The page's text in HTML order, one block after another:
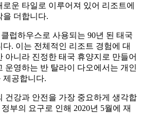
운 타일로 이루어져 있어 리조트에
을 더합니다.
럽하우스로 사용되는 90년 된 태국
. 이는 전체적인 리조트 경험에 대
아니라 진정한 태국 휴양지로 만들어
운영하는 반 탈라이 다오에서는 개인
제공합니다.
건강과 안전을 가장 중요하게 생각합
부의 요구로 인해 2020년 5월에 재